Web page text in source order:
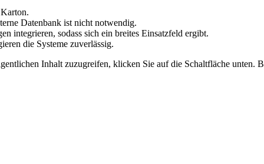
Datenbank ist nicht notwendig.
integrieren, sodass sich ein breites Einsatzfeld ergibt.
die Systeme zuverlässig.
Inhalt zuzugreifen, klicken Sie auf die Schaltfläche unten.